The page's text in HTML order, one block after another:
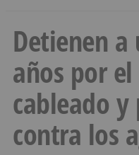
Detienen
años por
cableado
contra los